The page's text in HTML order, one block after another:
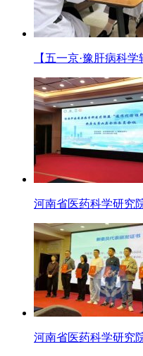
【五一京·豫肝病科
河南省医药科学研究
河南省医药科学研究